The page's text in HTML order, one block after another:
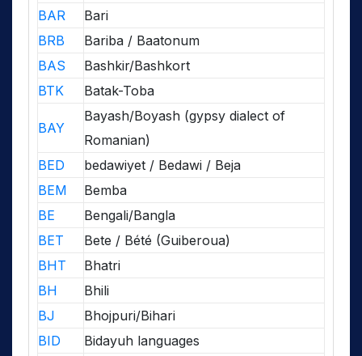
BAR
Bari
BRB
Bariba / Baatonum
BAS
Bashkir/Bashkort
BTK
Batak-Toba
BAY
Bayash/Boyash (gypsy dialect of
Romanian)
BED
bedawiyet / Bedawi / Beja
BEM
Bemba
BE
Bengali/Bangla
BET
Bete / Bété (Guiberoua)
BHT
Bhatri
BH
Bhili
BJ
Bhojpuri/Bihari
BID
Bidayuh languages